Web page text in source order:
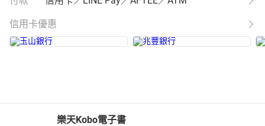
信用卡優惠
樂天Kobo電子書